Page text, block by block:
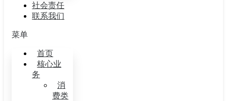
社会责任
联系我们
菜单
首页
核心业
务
消
费类